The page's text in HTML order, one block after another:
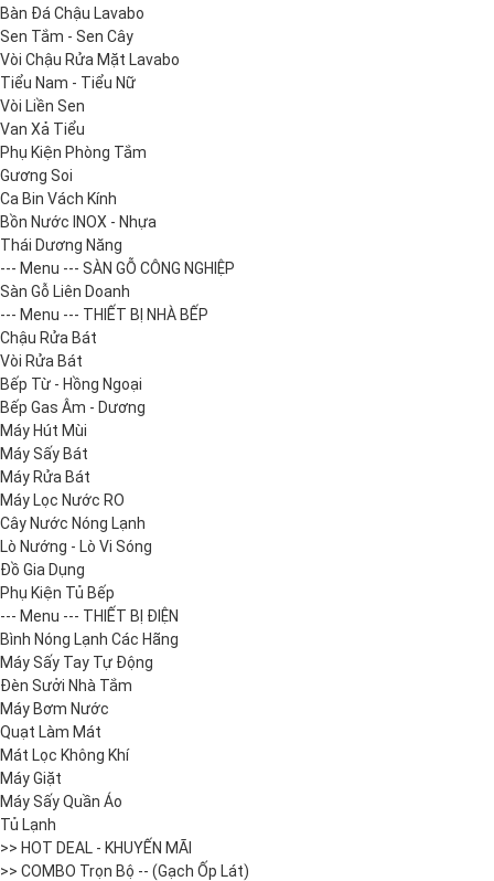
Bàn Đá Chậu Lavabo
Sen Tắm - Sen Cây
Vòi Chậu Rửa Mặt Lavabo
Tiểu Nam - Tiểu Nữ
Vòi Liền Sen
Van Xả Tiểu
Phụ Kiện Phòng Tắm
Gương Soi
Ca Bin Vách Kính
Bồn Nước INOX - Nhựa
Thái Dương Năng
--- Menu --- SÀN GỖ CÔNG NGHIỆP
Sàn Gỗ Liên Doanh
--- Menu --- THIẾT BỊ NHÀ BẾP
Chậu Rửa Bát
Vòi Rửa Bát
Bếp Từ - Hồng Ngoại
Bếp Gas Âm - Dương
Máy Hút Mùi
Máy Sấy Bát
Máy Rửa Bát
Máy Lọc Nước RO
Cây Nước Nóng Lạnh
Lò Nướng - Lò Vi Sóng
Đồ Gia Dụng
Phụ Kiện Tủ Bếp
--- Menu --- THIẾT BỊ ĐIỆN
Bình Nóng Lạnh Các Hãng
Máy Sấy Tay Tự Động
Đèn Sưởi Nhà Tắm
Máy Bơm Nước
Quạt Làm Mát
Mát Lọc Không Khí
Máy Giặt
Máy Sấy Quần Áo
Tủ Lạnh
>> HOT DEAL - KHUYẾN MÃI
>> COMBO Trọn Bộ -- (Gạch Ốp Lát)